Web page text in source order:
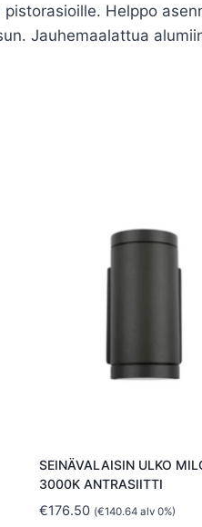
Helppo
Jauhemaalattua
SEINÄVALAISIN ULKO
3000K ANTRASIITTI
€176.50 (€140.64alv 0%)